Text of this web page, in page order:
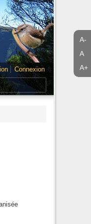
A-
A
A+
Connexion